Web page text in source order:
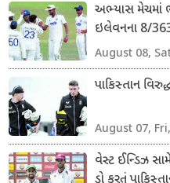
અભ્યાસ મેચમાં
ઇલેવનના 8/
August 08,
પાકિસ્તાન
August 07,
વેસ્ટ ઈન્ડિઝ